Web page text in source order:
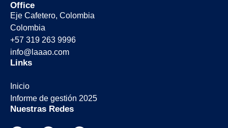
Office
Eje Cafetero, Colombia
Colombia
+57 319 263 9996
info@laaao.com
Links
Inicio
Informe de gestión 2025
Nuestras Redes